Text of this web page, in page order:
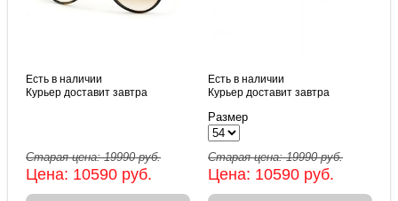
Есть в наличии
Курьер доставит завтра
Старая цена:19990руб.
Цена: 10590 руб.
Есть в наличии
Курьер доставит завтра
Размер
Старая цена:19990руб.
Цена: 10590 руб.